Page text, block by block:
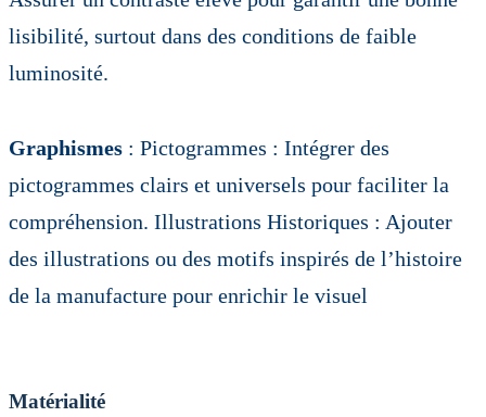
lisibilité, surtout dans des conditions de faible
luminosité.
Graphismes : Pictogrammes : Intégrer des
pictogrammes clairs et universels pour faciliter la
compréhension. Illustrations Historiques : Ajouter
des illustrations ou des motifs inspirés de l’histoire
de la manufacture pour enrichir le visuel
Matérialité